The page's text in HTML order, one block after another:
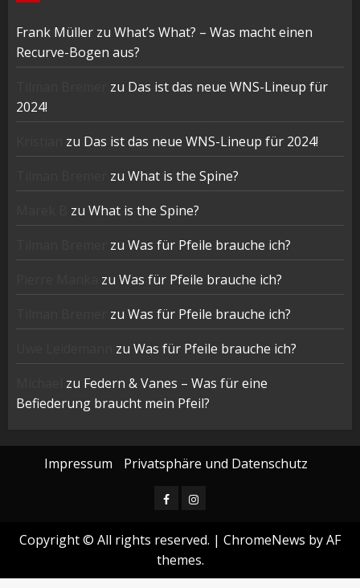
Frank Müller zu What’s What? – Was macht einen
Recurve-Bogen aus?
zu Das ist das neue WNS-Lineup für
2024!
zu Das ist das neue WNS-Lineup für 2024!
zu What is the Spine?
zu What is the Spine?
zu Was für Pfeile brauche ich?
zu Was für Pfeile brauche ich?
zu Was für Pfeile brauche ich?
zu Was für Pfeile brauche ich?
zu Federn & Vanes – Was für eine
Befiederung braucht mein Pfeil?
Impressum Privatsphäre und Datenschutz
FacebookInstagram
Copyright © All rights reserved. | ChromeNews by AF
themes.